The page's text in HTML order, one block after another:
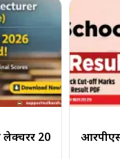
2026 का अंतिम